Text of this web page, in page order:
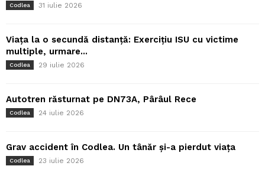
Codlea 31 iulie 2026
Viața la o secundă distanță: Exercițiu ISU cu victime
multiple, urmare...
Codlea 29 iulie 2026
Autotren răsturnat pe DN73A, Pârâul Rece
Codlea 24 iulie 2026
Grav accident în Codlea. Un tânăr și-a pierdut viața
Codlea 23 iulie 2026